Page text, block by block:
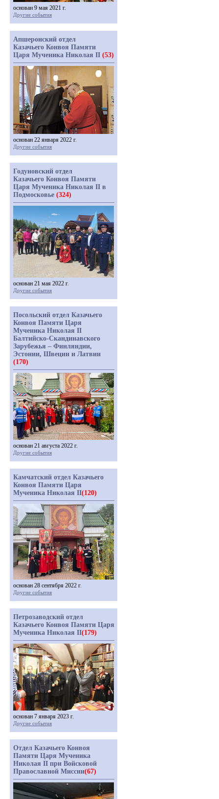
основан 9 мая 2021 г.
Другие события
Апшеронский отдел
Казачьего Конвоя Памяти
Царя Мученика Николая II (53)
основан 22 января 2022 г.
Другие события
Годуновский отдел
Казачьего Конвоя Памяти
Царя Мученика Николая II в
Подмосковье (324)
основан 21 мая 2022 г.
Другие события
Посольский отдел Казачьего
Конвоя Памяти Царя
Мученика Николая II
Балтийско-Скандинавского
Зарубежья – Финляндии,
Эстонии, Швеции и Латвии
(170)
основан 21 августа 2022 г.
Другие события
Камчатский отдел Казачьего
Конвоя Памяти Царя
Мученика Николая II(120)
основан 28 сентября 2022 г.
Другие события
Петрозаводский отдел
Казачьего Конвоя Памяти Царя
Мученика Николая II(179)
основан 7 января 2023 г.
Другие события
Отдел Казачьего Конвоя
Памяти Царя Мученика
Николая II при Войсковой
Православной Миссии(67)